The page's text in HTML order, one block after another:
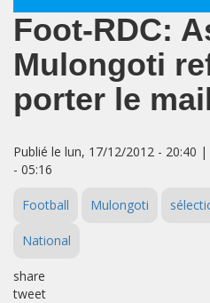
Foot-RDC:
Mulongoti
porter le
Publié le lun, 17/12/2012 - 20:40
- 05:16
Football Mulongoti
National
share
tweet